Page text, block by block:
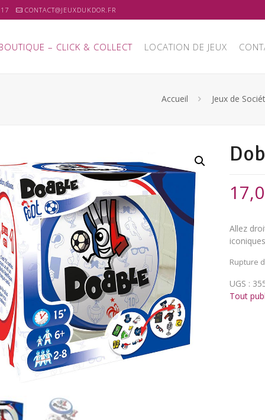
CONTACT@JEUXDUKDOR.FR
– CLICK & COLLECT LOCATION DE JEUX
Accueil Jeux de
Allez
Rupture
UGS :
Tout